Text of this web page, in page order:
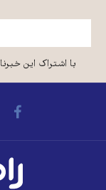
با اشتراک این